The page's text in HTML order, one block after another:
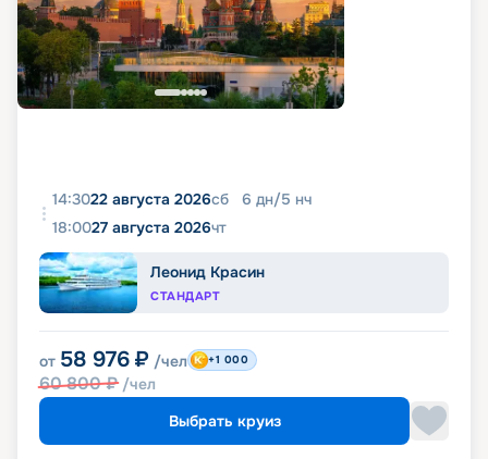
14:3022 августа 2026сб 6 дн/5 нч
18:0027 августа 2026чт
Леонид Красин
СТАНДАРТ
от 58 976 ₽ /чел
60 800₽ /чел
+1 000
Выбрать круиз